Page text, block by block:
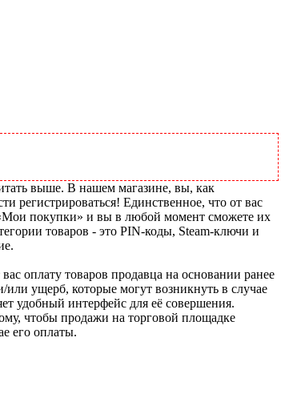
выше. В нашем магазине, вы, как
регистрироваться! Единственное, что от вас
«Мои покупки» и вы в любой момент сможете их
товаров - это PIN-коды, Steam-ключи и
оплату товаров продавца на основании ранее
ущерб, которые могут возникнуть в случае
удобный интерфейс для её совершения.
чтобы продажи на торговой площадке
его оплаты.